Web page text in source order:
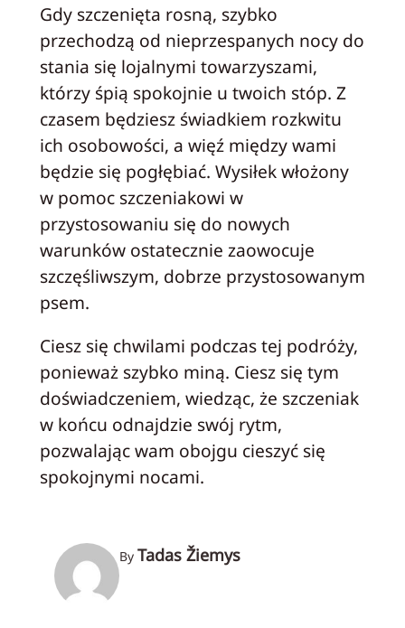
Gdy szczenięta rosną, szybko
przechodzą od nieprzespanych nocy do
stania się lojalnymi towarzyszami,
którzy śpią spokojnie u twoich stóp. Z
czasem będziesz świadkiem rozkwitu
ich osobowości, a więź między wami
będzie się pogłębiać. Wysiłek włożony
w pomoc szczeniakowi w
przystosowaniu się do nowych
warunków ostatecznie zaowocuje
szczęśliwszym, dobrze przystosowanym
psem.
Ciesz się chwilami podczas tej podróży,
ponieważ szybko miną. Ciesz się tym
doświadczeniem, wiedząc, że szczeniak
w końcu odnajdzie swój rytm,
pozwalając wam obojgu cieszyć się
spokojnymi nocami.
By Tadas Žiemys